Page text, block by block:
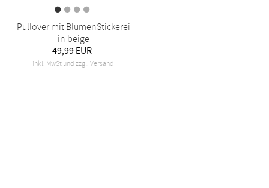
Pullover mit BlumenStickerei
in beige
49,99 EUR
inkl. MwSt und zzgl. Versand